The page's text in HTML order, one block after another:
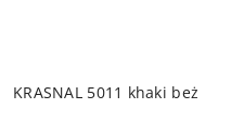
KRASNAL 5011 khaki beż